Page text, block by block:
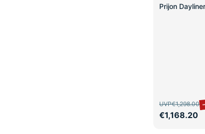
SALE
Prijon
UVP€1,298.00
€1,168.20